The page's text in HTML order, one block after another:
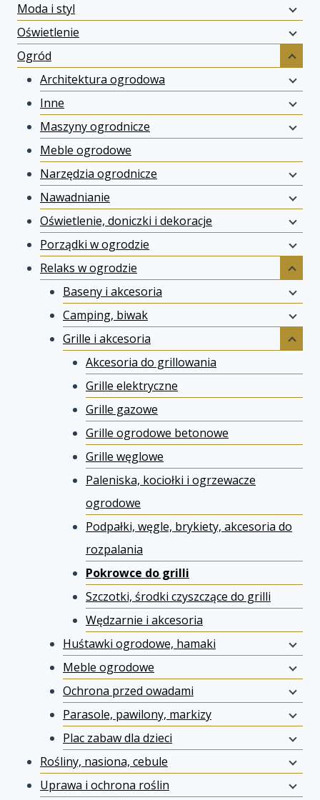
Moda i styl
Oświetlenie
Ogród
Architektura ogrodowa
Inne
Maszyny ogrodnicze
Meble ogrodowe
Narzędzia ogrodnicze
Nawadnianie
Oświetlenie, doniczki i dekoracje
Porządki w ogrodzie
Relaks w ogrodzie
Baseny i akcesoria
Camping, biwak
Grille i akcesoria
Akcesoria do grillowania
Grille elektryczne
Grille gazowe
Grille ogrodowe betonowe
Grille węglowe
Paleniska, kociołki i ogrzewacze
ogrodowe
Podpałki, węgle, brykiety, akcesoria do
rozpalania
Pokrowce do grilli
Szczotki, środki czyszczące do grilli
Wędzarnie i akcesoria
Huśtawki ogrodowe, hamaki
Meble ogrodowe
Ochrona przed owadami
Parasole, pawilony, markizy
Plac zabaw dla dzieci
Rośliny, nasiona, cebule
Uprawa i ochrona roślin